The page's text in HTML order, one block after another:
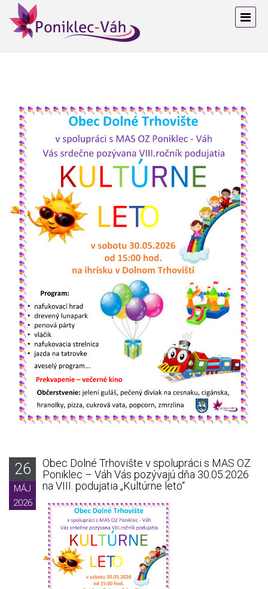
26
MÁJ
2026
Obec Dolné Trhovište v spolupráci s MAS OZ
Poniklec – Váh Vás pozývajú dňa 30.05.2026
na VIII. podujatia „Kultúrne leto“